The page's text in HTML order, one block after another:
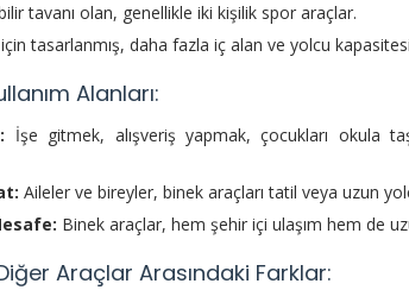
tavanı olan, genellikle iki kişilik spor araçlar.
tasarlanmış, daha fazla iç alan ve yolcu
Alanları:
İşe gitmek, alışveriş yapmak, çocukları okula
Aileler ve bireyler, binek araçları tatil veya uzun
Binek araçlar, hem şehir içi ulaşım hem de
Araçlar Arasındaki Farklar: